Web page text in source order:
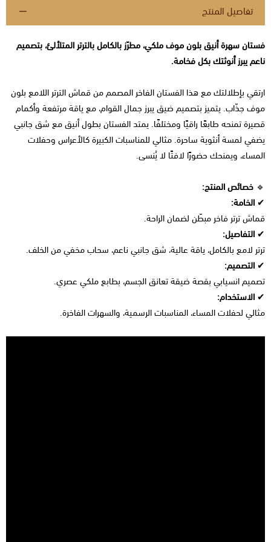
تفاصيل المنتج
فستان سهرة أنيق بلون موف ملكي، مطرّز بالكامل بالترتر المتلألئ، بتصميم
ناعم يبرز أنوثتك بكل فخامة.
ارتقي بإطلالتك مع هذا الفستان الفاخر المصمم من قماش الترتر اللامع بلون
موف جذّاب. يتميز بتصميم ضيق يبرز جمال القوام، مع ياقة مرتفعة وأكمام
قصيرة تمنحه طابعًا راقيًا ومختلفًا. يمتد الفستان بطول أنيق مع شق جانبي
يضفي لمسة أنثوية ساحرة. مثالي للمناسبات الكبيرة كالأعراس وحفلات
المساء، ويمنحك حضورًا لافتًا لا يُنسى.
🔹 خصائص المنتج:
✔ الخامة:
قماش ترتر فاخر مبطّن لضمان الراحة.
✔ التفاصيل:
ترتر لامع بالكامل، ياقة عالية، شق جانبي ناعم، سحاب مخفي من الخلف.
✔ التصميم:
تصميم انسيابي بقصة ضيقة تعانق الجسم، بطابع ملكي عصري.
✔ الاستخدام:
مثالي لحفلات المساء، المناسبات الرسمية، والسهرات الفاخرة.